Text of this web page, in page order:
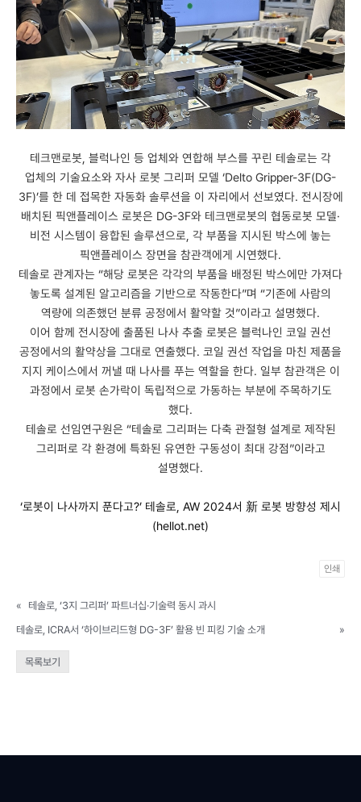
테크맨로봇, 블럭나인 등 업체와 연합해 부스를 꾸린 테솔로는 각
업체의 기술요소와 자사 로봇 그리퍼 모델 ‘Delto Gripper-3F(DG-
3F)’를 한 데 접목한 자동화 솔루션을 이 자리에서 선보였다. 전시장에
배치된 픽앤플레이스 로봇은 DG-3F와 테크맨로봇의 협동로봇 모델·
비전 시스템이 융합된 솔루션으로, 각 부품을 지시된 박스에 놓는
픽앤플레이스 장면을 참관객에게 시연했다.
테솔로 관계자는 “해당 로봇은 각각의 부품을 배정된 박스에만 가져다
놓도록 설계된 알고리즘을 기반으로 작동한다”며 “기존에 사람의
역량에 의존했던 분류 공정에서 활약할 것”이라고 설명했다.
이어 함께 전시장에 출품된 나사 추출 로봇은 블럭나인 코일 권선
공정에서의 활약상을 그대로 연출했다. 코일 권선 작업을 마친 제품을
지지 케이스에서 꺼낼 때 나사를 푸는 역할을 한다. 일부 참관객은 이
과정에서 로봇 손가락이 독립적으로 가동하는 부분에 주목하기도
했다.
테솔로 선임연구원은 “테솔로 그리퍼는 다축 관절형 설계로 제작된
그리퍼로 각 환경에 특화된 유연한 구동성이 최대 강점”이라고
설명했다.
‘로봇이 나사까지 푼다고?’ 테솔로, AW 2024서 新 로봇 방향성 제시
(hellot.net)
인쇄
«
테솔로, ‘3지 그리퍼’ 파트너십·기술력 동시 과시
테솔로, ICRA서 ‘하이브리드형 DG-3F’ 활용 빈 피킹 기술 소개
»
목록보기